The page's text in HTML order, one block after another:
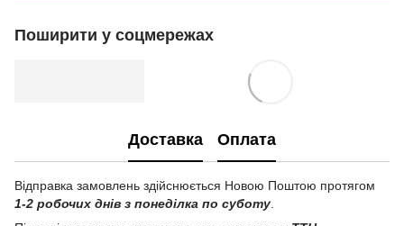
Поширити у соцмережах
Доставка Оплата
Відправка замовлень здійснюється Новою Поштою протягом
1-2 робочих днів з понеділка по суботу